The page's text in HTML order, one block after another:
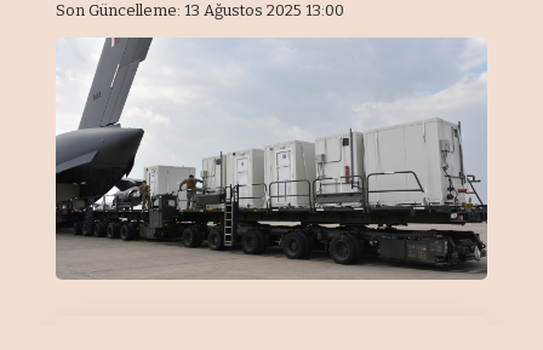
Son Güncelleme: 13 Ağustos 2025 13:00